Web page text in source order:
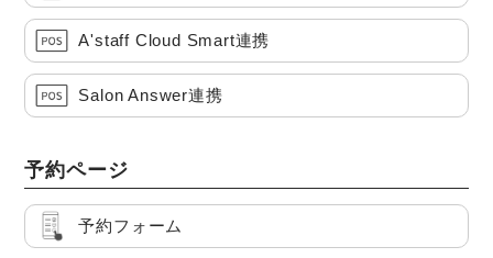
A'staff Cloud Smart連携
Salon Answer連携
予約ページ
予約フォーム